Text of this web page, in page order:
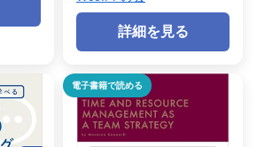
詳細を見る
電子書籍で読める